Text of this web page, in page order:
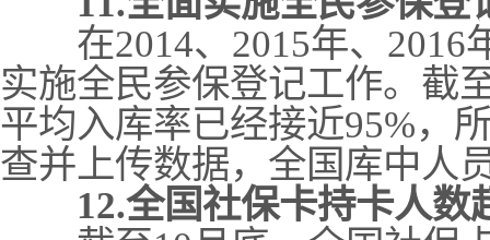
在2014、2015年、2016
实施全民参保登记工作。截
平均入库率已经接近95%，
查并上传数据，全国库中人
12.全国社保卡持卡人数